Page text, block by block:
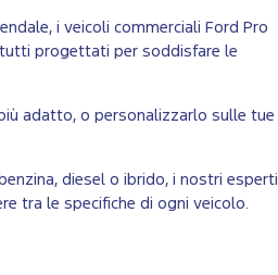
i veicoli commerciali Ford Pro
progettati per soddisfare le
adatto, o personalizzarlo sulle tue
diesel o ibrido, i nostri esperti
tra le specifiche di ogni veicolo.